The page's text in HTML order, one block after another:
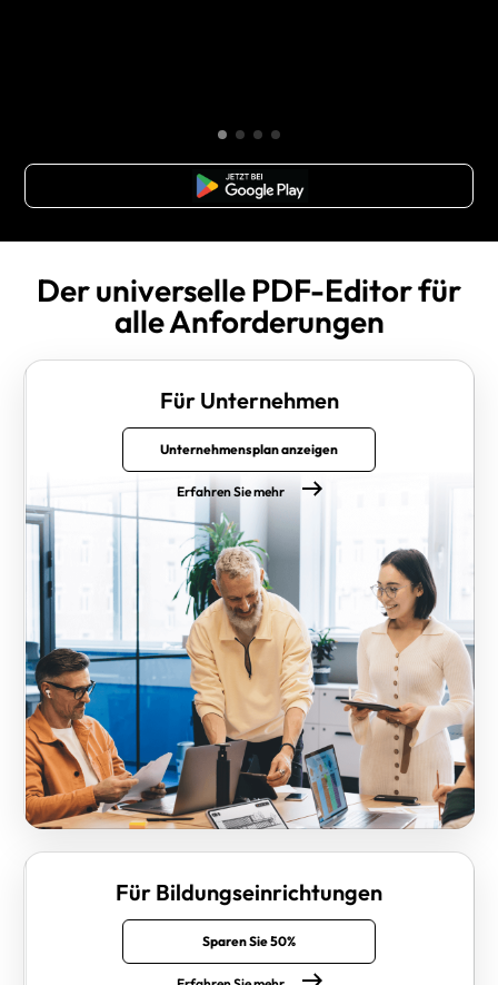
Kostenloser Download
Der universelle PDF-Editor für
alle Anforderungen
Für Unternehmen
Unternehmensplan anzeigen
Erfahren Sie mehr
Für Bildungseinrichtungen
Sparen Sie 50%